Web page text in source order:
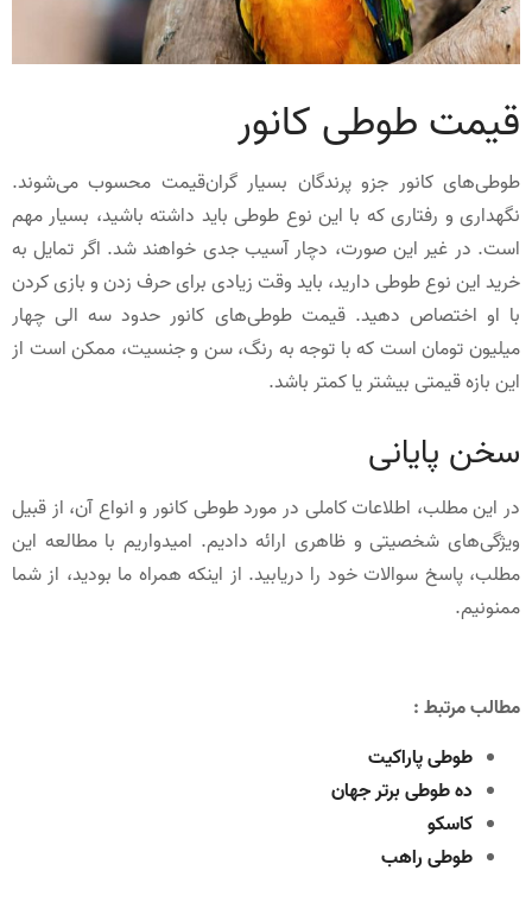
قیمت طوطی کانور
طوطی‌های کانور جزو پرندگان بسیار گران‌قیمت محسوب می‌شوند.
نگهداری و رفتاری که با این نوع طوطی باید داشته باشید، بسیار مهم
است. در غیر این صورت، دچار آسیب جدی خواهند شد. اگر تمایل به
خرید این نوع طوطی دارید، باید وقت زیادی برای حرف زدن و بازی کردن
با او اختصاص دهید. قیمت طوطی‌های کانور حدود سه الی چهار
میلیون تومان است که با توجه به رنگ، سن و جنسیت، ممکن است از
این بازه قیمتی بیشتر یا کمتر باشد.
سخن پایانی
در این مطلب، اطلاعات کاملی در مورد طوطی کانور و انواع آن، از قبیل
ویژگی‌های شخصیتی و ظاهری ارائه دادیم. امیدواریم با مطالعه این
مطلب، پاسخ سوالات خود را دریابید. از اینکه همراه ما بودید، از شما
ممنونیم.
مطالب مرتبط :
طوطی پاراکیت
ده طوطی برتر جهان
کاسکو
طوطی راهب